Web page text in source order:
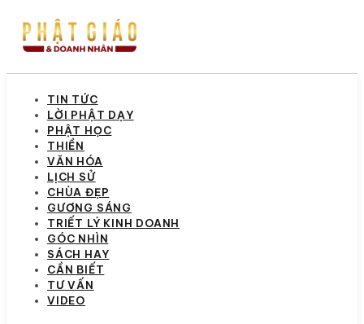
TIN TỨC
LỜI PHẬT DẠY
PHẬT HỌC
THIỀN
VĂN HÓA
LỊCH SỬ
CHÙA ĐẸP
GƯƠNG SÁNG
TRIẾT LÝ KINH DOANH
GÓC NHÌN
SÁCH HAY
CẦN BIẾT
TƯ VẤN
VIDEO